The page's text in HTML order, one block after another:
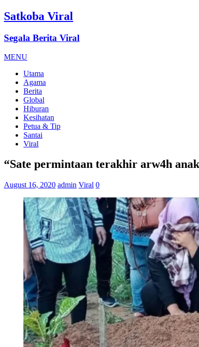
Satkoba Viral
Segala Berita Viral
MENU
Utama
Agama
Berita
Global
Hiburan
Kesihatan
Petua & Tip
Santai
Viral
“Sate permintaan terakhir arw4h
August 16, 2020 admin Viral 0